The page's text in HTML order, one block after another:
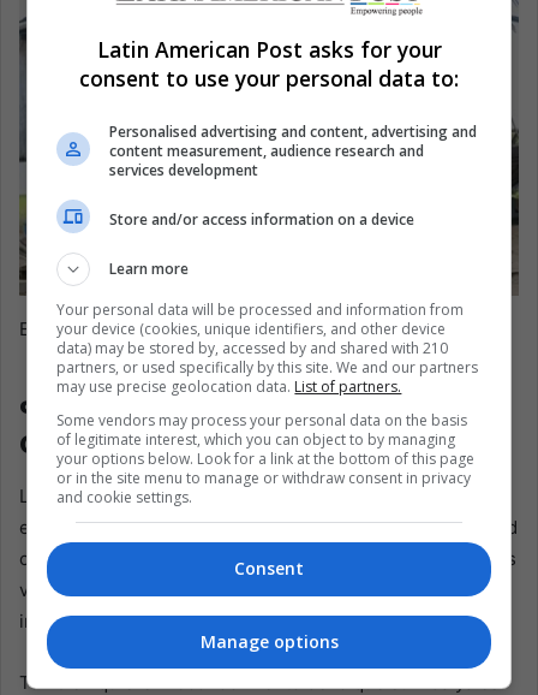
EFE
¿De punto de fricción a
compromiso?
Las necesidades de Santa Rosa son tan claras como el río
en crecida: agua potable, alcantarillado, un centro de salud
confiable y muelles resistentes a las tormentas. Lo que los
vecinos quieren no son ceremonias, sino compromiso:
infraestructura, no consignas.
También quieren reconocimiento de lo que su vida ya es:
Latin American Post asks for your
consent to use your personal data to:
Personalised advertising and content, advertising and
content measurement, audience research and
services development
Store and/or access information on a device
Learn more
Your personal data will be processed and information from
your device (cookies, unique identifiers, and other device
data) may be stored by, accessed by and shared with 210
partners, or used specifically by this site. We and our partners
may use precise geolocation data. List of partners.
Some vendors may process your personal data on the basis
of legitimate interest, which you can object to by managing
your options below. Look for a link at the bottom of this page
or in the site menu to manage or withdraw consent in privacy
and cookie settings.
Consent
Manage options